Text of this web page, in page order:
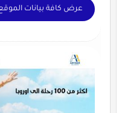
عرض كافة بيانات الموقع